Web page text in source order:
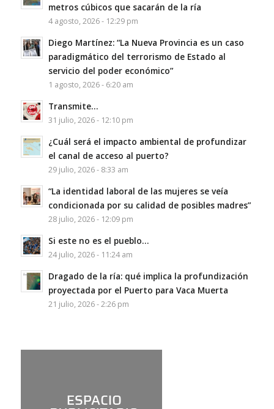
metros cúbicos que sacarán de la ría
4 agosto, 2026 - 12:29 pm
Diego Martínez: “La Nueva Provincia es un caso
paradigmático del terrorismo de Estado al
servicio del poder económico”
1 agosto, 2026 - 6:20 am
Transmite…
31 julio, 2026 - 12:10 pm
¿Cuál será el impacto ambiental de profundizar
el canal de acceso al puerto?
29 julio, 2026 - 8:33 am
“La identidad laboral de las mujeres se veía
condicionada por su calidad de posibles madres”
28 julio, 2026 - 12:09 pm
Si este no es el pueblo…
24 julio, 2026 - 11:24 am
Dragado de la ría: qué implica la profundización
proyectada por el Puerto para Vaca Muerta
21 julio, 2026 - 2:26 pm